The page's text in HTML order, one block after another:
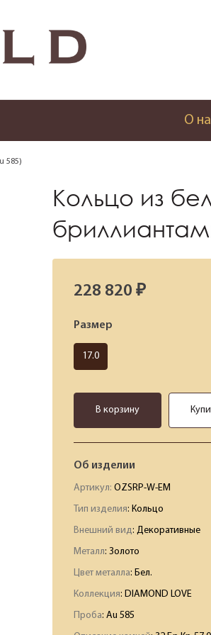
О
585)
Кольцо из
228 820 ₽
Размер
17.0
В корзину
Об изделии
Артикул: OZSRP-W-EM
Тип изделия: Кольцо
Внешний вид: Декоративные
Металл: Золото
Цвет металла: Бел.
Коллекция: DIAMOND LOVE
Проба: Au 585